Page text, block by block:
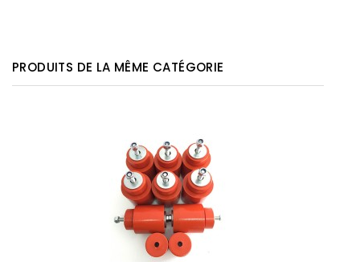
PRODUITS DE LA MÊME CATÉGORIE